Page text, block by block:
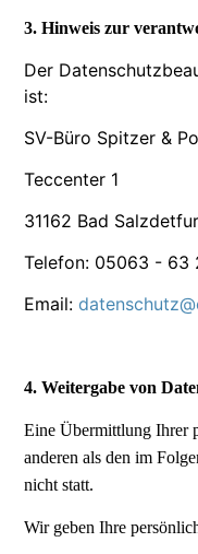
3. Hinweis zur
Der
ist:
SV-Büro Spitzer &
Teccenter 1
31162 Bad
Telefon: 05063 - 63
Email:
4. Weitergabe von
Eine Übermittlung Ihrer
anderen als den im
nicht statt.
Wir geben Ihre